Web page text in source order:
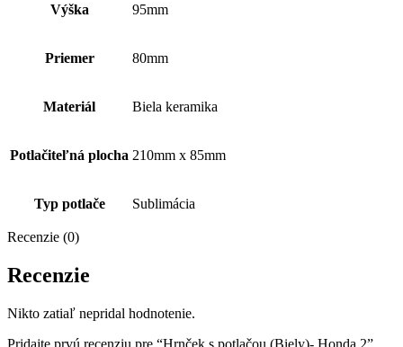
Výška 95mm
Priemer 80mm
Materiál Biela keramika
Potlačiteľná plocha 210mm x 85mm
Typ potlače Sublimácia
Recenzie (0)
Recenzie
Nikto zatiaľ nepridal hodnotenie.
Pridajte prvú recenziu pre “Hrnček s potlačou (Biely)- Honda 2”